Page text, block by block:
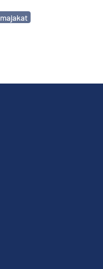
majakat